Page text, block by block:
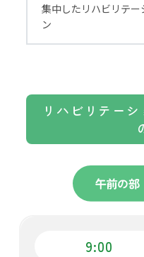
集中したリハビリテー
ン
リハビリテー
9:00